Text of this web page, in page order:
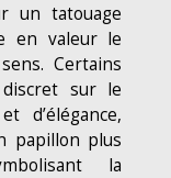
un tatouage
en valeur le
Certains
sur le
d’élégance,
papillon plus
la